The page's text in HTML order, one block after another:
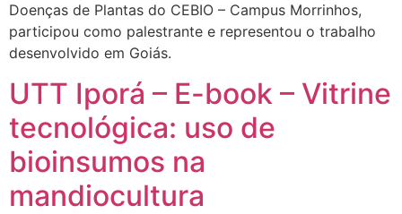
Doenças de Plantas do CEBIO – Campus Morrinhos,
participou como palestrante e representou o trabalho
desenvolvido em Goiás.
UTT Iporá – E-book – Vitrine
tecnológica: uso de
bioinsumos na
mandiocultura